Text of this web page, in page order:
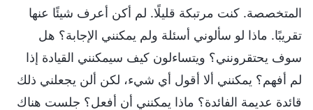
المتخصصة. كنت مرتبكة قليلًا. لم أكن أعرف شيئًا عنها
تقريبًا. ماذا لو سألوني أسئلة ولم يمكنني الإجابة؟ هل
سوف يحتقرونني؟ ويتساءلون كيف سيمكنني القيادة إذا
لم أفهم؟ يمكنني ألا أقول أي شيء، لكن ألن يجعلني ذلك
قائدة عديمة الفائدة؟ ماذا يمكنني أن أفعل؟ جلست هناك